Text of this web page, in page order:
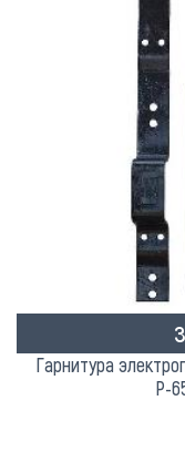
Гарнитура
Р-